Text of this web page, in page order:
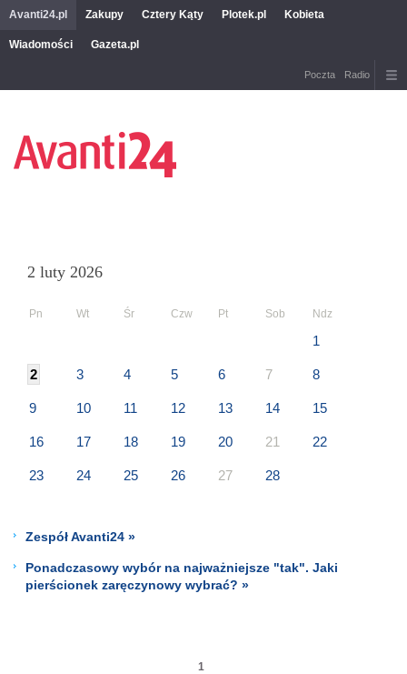
Avanti24.pl Zakupy Cztery Kąty Plotek.pl Kobieta
Wiadomości Gazeta.pl
Poczta Radio
2 luty 2026
Pn Wt Śr Czw Pt Sob Ndz
1
2 3 4 5 6 7 8
9 10 11 12 13 14 15
16 17 18 19 20 21 22
23 24 25 26 27 28
Zespół Avanti24 »
Ponadczasowy wybór na najważniejsze "tak". Jaki
pierścionek zaręczynowy wybrać? »
1